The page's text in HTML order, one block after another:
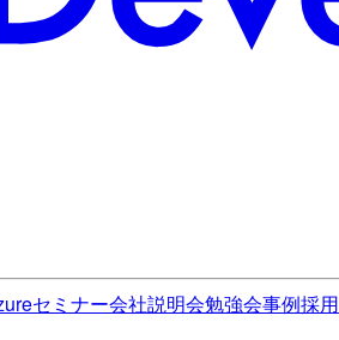
セミナー会社説明会勉強会事例採用